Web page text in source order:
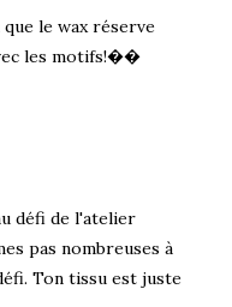
le wax réserve
les motifs!��
défi de l'atelier
pas nombreuses à
Ton tissu est juste